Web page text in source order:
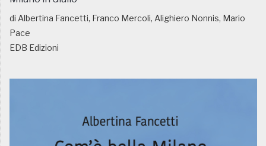
di Albertina Fancetti, Franco Mercoli, Alighiero Nonnis, Mario
Pace
EDB Edizioni